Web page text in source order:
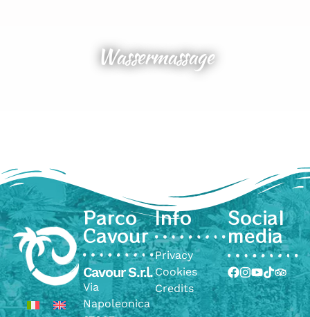
Wassermassage
Parco
Cavour
Cavour S.r.l.
Via
Napoleonica
Info
Privacy
Cookies
Credits
Social
media